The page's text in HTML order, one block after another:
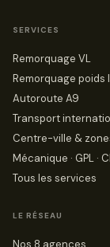
SERVICES
Remorquage VL
Remorquage poids
Autoroute A9
Transport
Centre-ville &
Mécanique · GPL ·
Tous les services
LE RÉSEAU
Nos 8 agences